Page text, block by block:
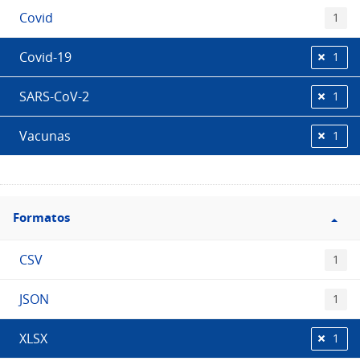
Covid 1
Covid-19 1
SARS-CoV-2 1
Vacunas 1
Filtro
Formatos
Formatos
CSV 1
JSON 1
XLSX 1